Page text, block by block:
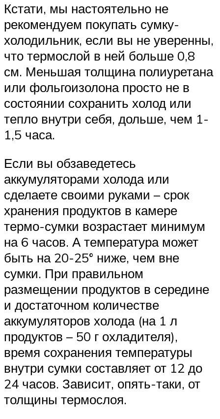
Кстати, мы настоятельно не
рекомендуем покупать сумку-
холодильник, если вы не уверенны,
что термослой в ней больше 0,8
см. Меньшая толщина полиуретана
или фольгоизолона просто не в
состоянии сохранить холод или
тепло внутри себя, дольше, чем 1-
1,5 часа.
Если вы обзаведетесь
аккумуляторами холода или
сделаете своими руками – срок
хранения продуктов в камере
термо-сумки возрастает минимум
на 6 часов. А температура может
быть на 20-25° ниже, чем вне
сумки. При правильном
размещении продуктов в середине
и достаточном количестве
аккумуляторов холода (на 1 л
продуктов – 50 г охладителя),
время сохранения температуры
внутри сумки составляет от 12 до
24 часов. Зависит, опять-таки, от
толщины термослоя.